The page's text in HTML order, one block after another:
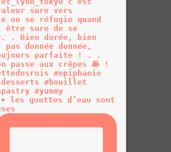
• les gouttes d’eau sont